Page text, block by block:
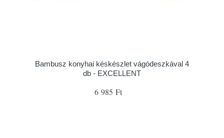
Bambusz konyhai késkészlet vágódeszkával 4
db - EXCELLENT
6 985 Ft